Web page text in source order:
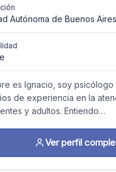
Autónoma de Buenos
es Ignacio, soy psicólogo
de experiencia en la
y adultos. Entiendo…
Ver perfil